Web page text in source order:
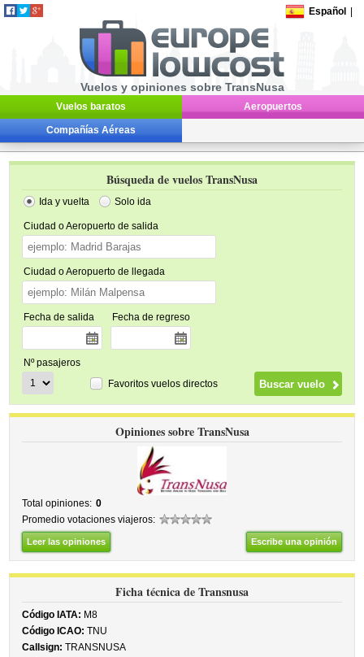
Español
Vuelos y opiniones sobre TransNusa
Vuelos baratos Aeropuertos
Compañías Aéreas
Búsqueda de vuelos TransNusa
Ida y vuelta Solo ida
Ciudad o Aeropuerto de salida
Ciudad o Aeropuerto de llegada
Fecha de salida Fecha de regreso
Nº pasajeros
Favoritos vuelos directos
Opiniones sobre TransNusa
Total opiniones: 0
Promedio votaciones viajeros:
Leer las opiniones Escribe una opinión
Ficha técnica de Transnusa
Código IATA: M8
Código ICAO: TNU
Callsign: TRANSNUSA